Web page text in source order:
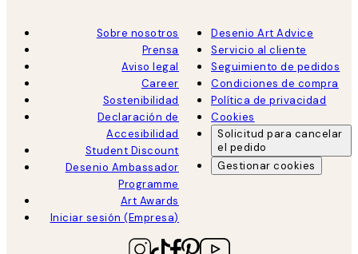
Sobre nosotros
Prensa
Aviso legal
Career
Sostenibilidad
Declaración de
Accesibilidad
Student Discount
Desenio Ambassador
Programme
Art Awards
Iniciar sesión (Empresa)
Desenio Art Advice
Servicio al cliente
Seguimiento de pedidos
Condiciones de compra
Política de privacidad
Cookies
Solicitud para cancelar
el pedido
Gestionar cookies